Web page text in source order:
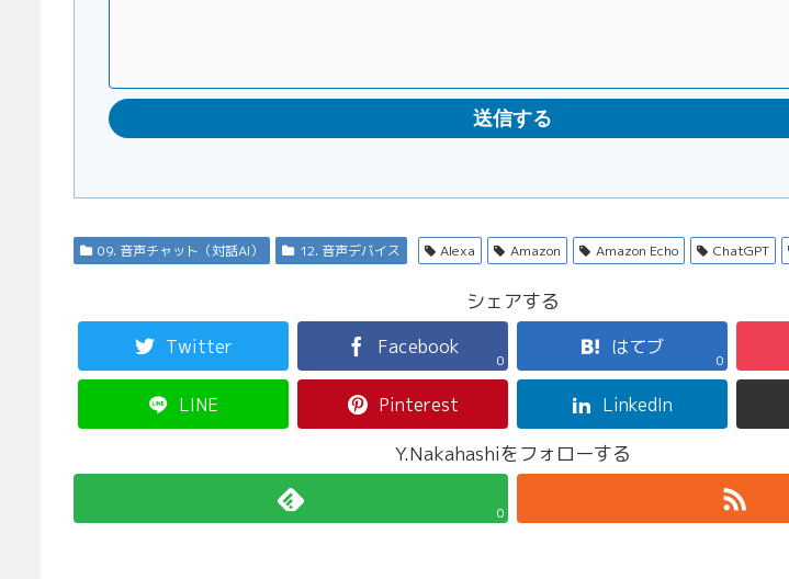
09. 音声チャット（対話AI） 12. 音声デバイス Alexa Amazon Amazon Echo ChatGPT
シェアする
Twitter Facebook
0
はてブ
0
LINE Pinterest LinkedIn
Y.Nakahashiをフォローする
0